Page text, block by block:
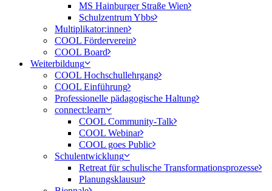
MS Hainburger Straße Wien
Schulzentrum Ybbs
Multiplikator:innen
COOL Förderverein
COOL Board
Weiterbildung
COOL Hochschullehrgang
COOL Einführung
Professionelle pädagogische Haltung
connect:learn
COOL Community-Talk
COOL Webinar
COOL goes Public
Schulentwicklung
Retreat für schulische Transformationsprozesse
Planungsklausur